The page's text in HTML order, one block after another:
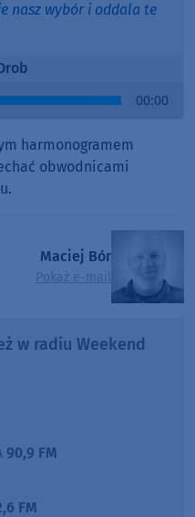
nasz wybór i oddala te
00:00
harmonogramem
obwodnicami
Maciej Bór
Pokaż e-mail
w radiu Weekend
90,9 FM
FM